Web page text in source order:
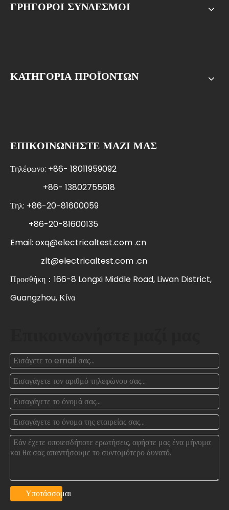
ΓΡΗΓΟΡΟΙ ΣΥΝΔΕΣΜΟΙ
ΚΑΤΗΓΟΡΙΑ ΠΡΟΪΟΝΤΩΝ
ΕΠΙΚΟΙΝΩΝΗΣΤΕ ΜΑΖΙ ΜΑΣ
Τηλέφωνο: +86- 18011959092
+86- 13802755618
Τηλ: +86-20-81600059
+86-20-81600135
Email: oxq@electricaltest.com .cn
zlt@electricaltest.com .cn
Προσθήκη：166-8 Longxi Middle Road, Liwan District,
Guangzhou, Κίνα
Υποτάσσομαι